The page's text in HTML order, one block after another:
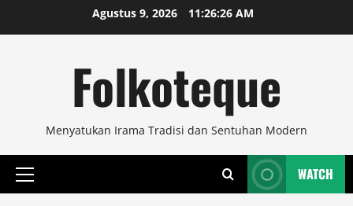
to
Agustus 9, 2026 11:26:26 AM
Folkoteque
Menyatukan Irama Tradisi dan Sentuhan Modern
Primary
WATCH